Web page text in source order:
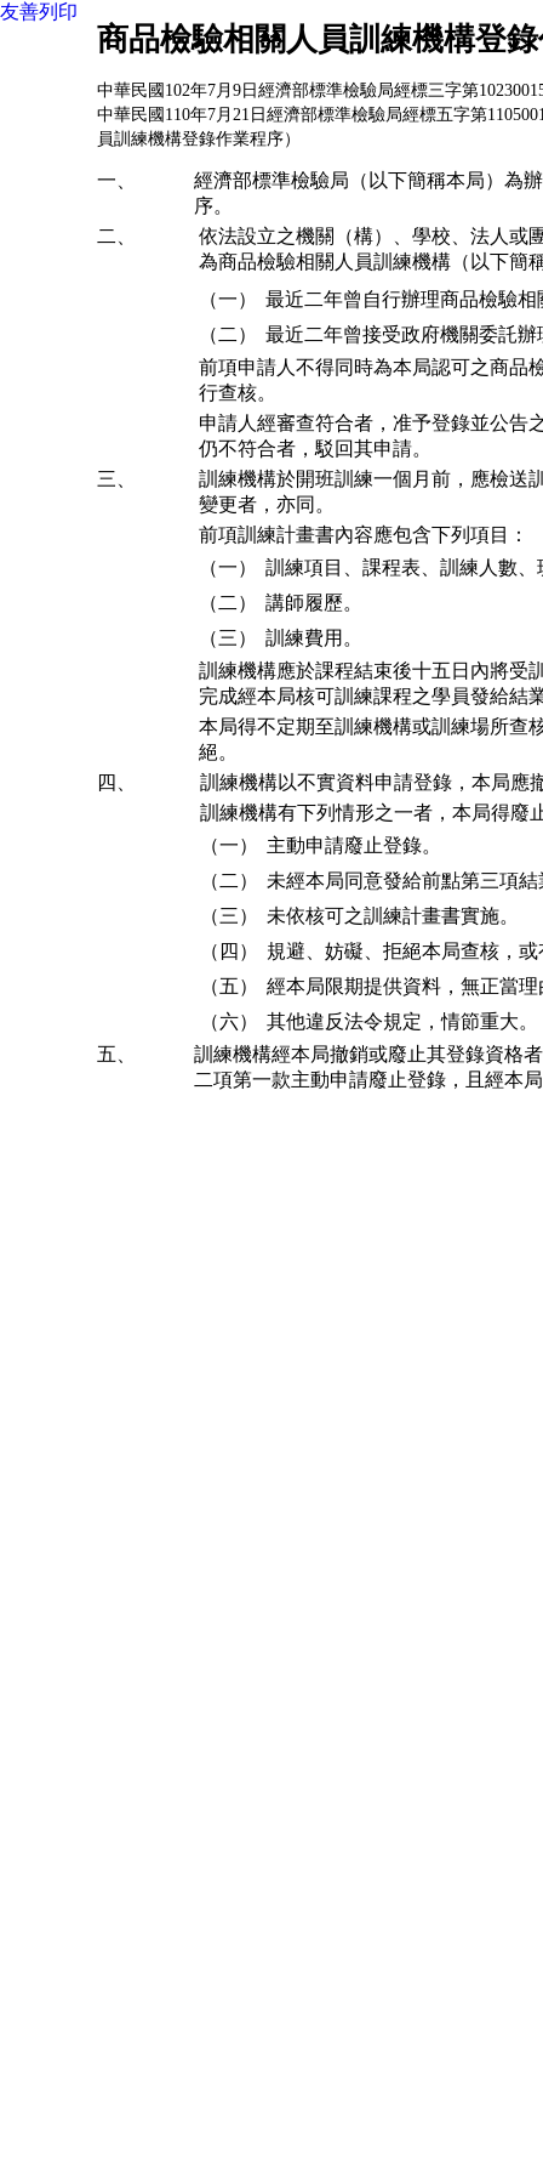
友善列印
商品檢驗相關人員訓練機構登
中華民國102年7月9日經濟部標準檢驗局經標三字第
中華民國110年7月21日經濟部標準檢驗局經標五字第
員訓練機構登錄作業程序）
一、
經濟部標準檢驗局（以下簡稱本局）為
序。
二、
依法設立之機關（構）、學校、法人或
為商品檢驗相關人員訓練機構（以下簡
（一）
最近二年曾自行辦理商品檢驗
（二）
最近二年曾接受政府機關委託
前項申請人不得同時為本局認可之商品
行查核。
申請人經審查符合者，准予登錄並公告
仍不符合者，駁回其申請。
三、
訓練機構於開班訓練一個月前，應檢送
變更者，亦同。
前項訓練計畫書內容應包含下列項目：
（一）
訓練項目、課程表、訓練人數、
（二）
講師履歷。
（三）
訓練費用。
訓練機構應於課程結束後十五日內將受
完成經本局核可訓練課程之學員發給結
本局得不定期至訓練機構或訓練場所查
絕。
四、
訓練機構以不實資料申請登錄，本局應
訓練機構有下列情形之一者，本局得廢
（一）
主動申請廢止登錄。
（二）
未經本局同意發給前點第三項
（三）
未依核可之訓練計畫書實施。
（四）
規避、妨礙、拒絕本局查核，
（五）
經本局限期提供資料，無正當
（六）
其他違反法令規定，情節重大。
五、
訓練機構經本局撤銷或廢止其登錄資格
二項第一款主動申請廢止登錄，且經本